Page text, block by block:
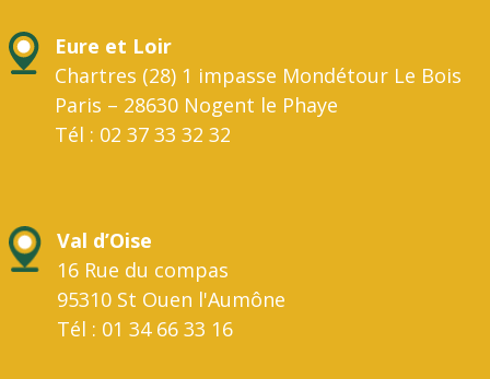
Eure et Loir
Chartres (28) 1 impasse Mondétour Le Bois
Paris – 28630 Nogent le Phaye
Tél : 02 37 33 32 32
Val d’Oise
16 Rue du compas
95310 St Ouen l'Aumône
Tél : 01 34 66 33 16